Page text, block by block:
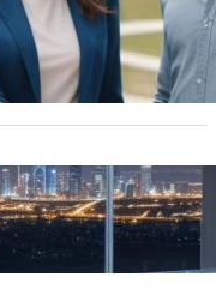
при оформлении
светильников и